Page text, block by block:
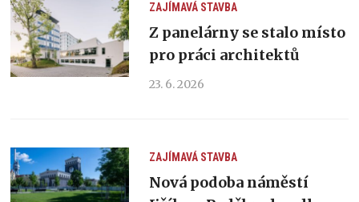
ZAJÍMAVÁ STAVBA
Z panelárny se stalo místo
pro práci architektů
23. 6. 2026
ZAJÍMAVÁ STAVBA
Nová podoba náměstí